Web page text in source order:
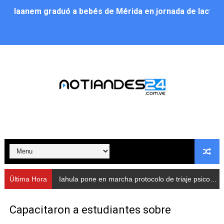
Iaanem graduó a bebés de Mérida en jornada de
Alcalde Nelson Álvarez llevó jornada recreativa a la
Nevado Gas optimiza servicio residencial en la
Balance semestral impulsa inclusión y atención a
Plan Vacacional Comunitario “Ríe 2026” recorre las
Alcaldía del Municipio Libertador realizó una jornada
Última Hora Iahula pone en marcha protocolo de triaje psicosocial para atender a rescatistas
Capacitaron a estudiantes sobre